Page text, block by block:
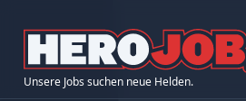
Unsere Jobs suchen neue Helden.